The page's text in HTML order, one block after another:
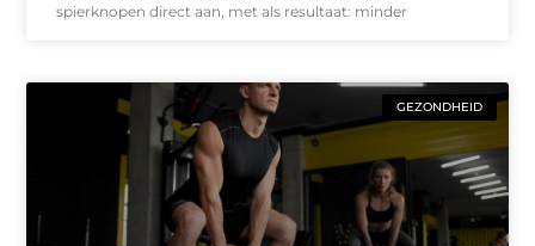
spierknopen direct aan, met als resultaat: minder
GEZONDHEID